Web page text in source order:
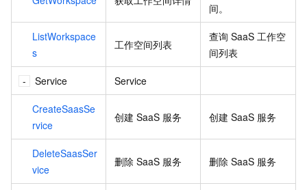
间。
ListWorkspace
s
工作空间列表
查询 SaaS 工作空
间列表
Service Service
CreateSaasSe
rvice
创建 SaaS 服务 创建 SaaS 服务
DeleteSaasSer
vice
删除 SaaS 服务 删除 SaaS 服务